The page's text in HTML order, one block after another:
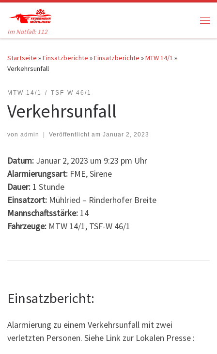
Zum Inhalt springen
Im Notfall: 112
Startseite »Einsatzberichte »Einsatzberichte »MTW 14/1 »
Verkehrsunfall
MTW 14/1 TSF-W 46/1
Verkehrsunfall
von admin | Veröffentlicht am Januar 2, 2023
Datum: Januar 2, 2023 um 9:23 pm Uhr
Alarmierungsart: FME, Sirene
Dauer: 1 Stunde
Einsatzort: Mühlried – Rinderhofer Breite
Mannschaftsstärke: 14
Fahrzeuge: MTW 14/1, TSF-W 46/1
Einsatzbericht:
Alarmierung zu einem Verkehrsunfall mit zwei
verletzten Personen. Siehe Link zur Lokalen Presse :